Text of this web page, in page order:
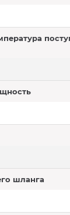
шланга